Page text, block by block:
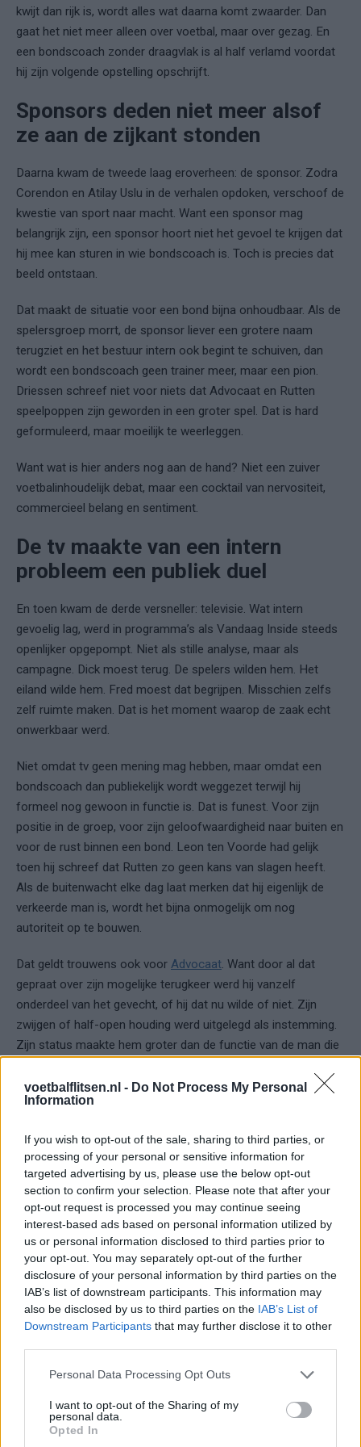
voetbalflitsen.nl - Do Not Process My Personal
Information
If you wish to opt-out of the sale, sharing to third parties, or
processing of your personal or sensitive information for
targeted advertising by us, please use the below opt-out
section to confirm your selection. Please note that after your
opt-out request is processed you may continue seeing
interest-based ads based on personal information utilized by
us or personal information disclosed to third parties prior to
your opt-out. You may separately opt-out of the further
disclosure of your personal information by third parties on the
IAB’s list of downstream participants. This information may
also be disclosed by us to third parties on the IAB’s List of
Downstream Participants that may further disclose it to other
Personal Data Processing Opt Outs
I want to opt-out of the Sharing of my
personal data.
Opted In
kwijt dan rijk is, wordt alles wat daarna komt zwaarder. Dan
gaat het niet meer alleen over voetbal, maar over gezag. En
een bondscoach zonder draagvlak is al half verlamd voordat
hij zijn volgende opstelling opschrijft.
Sponsors deden niet meer alsof
ze aan de zijkant stonden
Daarna kwam de tweede laag eroverheen: de sponsor. Zodra
Corendon en Atilay Uslu in de verhalen opdoken, verschoof de
kwestie van sport naar macht. Want een sponsor mag
belangrijk zijn, een sponsor hoort niet het gevoel te krijgen dat
hij mee kan sturen in wie bondscoach is. Toch is precies dat
beeld ontstaan.
Dat maakt de situatie voor een bond bijna onhoudbaar. Als de
spelersgroep morrt, de sponsor liever een grotere naam
terugziet en het bestuur intern ook begint te schuiven, dan
wordt een bondscoach geen trainer meer, maar een pion.
Driessen schreef niet voor niets dat Advocaat en Rutten
speelpoppen zijn geworden in een groter spel. Dat is hard
geformuleerd, maar moeilijk te weerleggen.
Want wat is hier anders nog aan de hand? Niet een zuiver
voetbalinhoudelijk debat, maar een cocktail van nervositeit,
commercieel belang en sentiment.
De tv maakte van een intern
probleem een publiek duel
En toen kwam de derde versneller: televisie. Wat intern
gevoelig lag, werd in programma’s als Vandaag Inside steeds
openlijker opgepompt. Niet als stille analyse, maar als
campagne. Dick moest terug. De spelers wilden hem. Het
eiland wilde hem. Fred moest dat begrijpen. Misschien zelfs
zelf ruimte maken. Dat is het moment waarop de zaak echt
onwerkbaar werd.
Niet omdat tv geen mening mag hebben, maar omdat een
bondscoach dan publiekelijk wordt weggezet terwijl hij
formeel nog gewoon in functie is. Dat is funest. Voor zijn
positie in de groep, voor zijn geloofwaardigheid naar buiten en
voor de rust binnen een bond. Leon ten Voorde had gelijk
toen hij schreef dat Rutten zo geen kans van slagen heeft.
Als de buitenwacht elke dag laat merken dat hij eigenlijk de
verkeerde man is, wordt het bijna onmogelijk om nog
autoriteit op te bouwen.
Dat geldt trouwens ook voor Advocaat. Want door al dat
gepraat over zijn mogelijke terugkeer werd hij vanzelf
onderdeel van het gevecht, of hij dat nu wilde of niet. Zijn
zwijgen of half-open houding werd uitgelegd als instemming.
Zijn status maakte hem groter dan de functie van de man die
allang niet meer schoon was.
tussenoplossing die niemand echt
wilde beschermen
Dat is misschien nog het pijnlijkst van alles. Rutten stapte in
toen Curaçao hem nodig had. Niet op een feestelijk moment,
maar juist op een ingewikkeld moment. En nu het sentiment
weer kantelt, lijkt bijna niemand zich verplicht te voelen hem
echt te beschermen.
Hugo Borst raakte daar een gevoelige snaar. Niet alleen
omdat hij Rutten als trainer hoog aanslaat, maar omdat hij
hem ook neerzet als een loyale, fatsoenlijke vakman. Iemand
betaalt als de bond daar te arm voor is. Dat detail is bijna te
goed om te verzinnen, juist omdat het zo veel zegt. Het laat